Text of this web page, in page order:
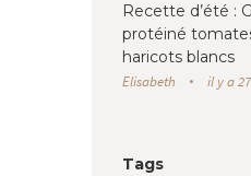
Recette d’été :
protéiné
haricots blancs
Elisabeth il y a
Tags